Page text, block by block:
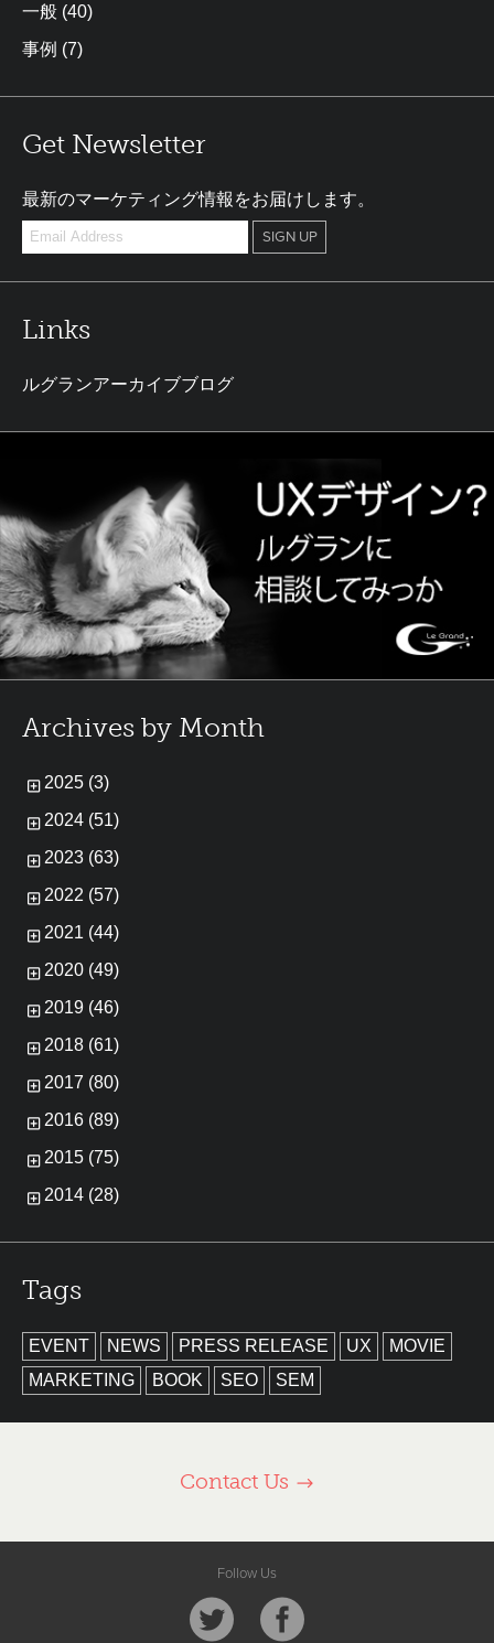
一般 (40)
事例 (7)
Get Newsletter
最新のマーケティング情報をお届けします。
Links
ルグランアーカイブブログ
Archives by Month
2025 (3)
2024 (51)
2023 (63)
2022 (57)
2021 (44)
2020 (49)
2019 (46)
2018 (61)
2017 (80)
2016 (89)
2015 (75)
2014 (28)
Tags
EVENT NEWS PRESS RELEASE UX
MOVIE
MARKETING
BOOK SEO SEM
Contact Us
Follow Us